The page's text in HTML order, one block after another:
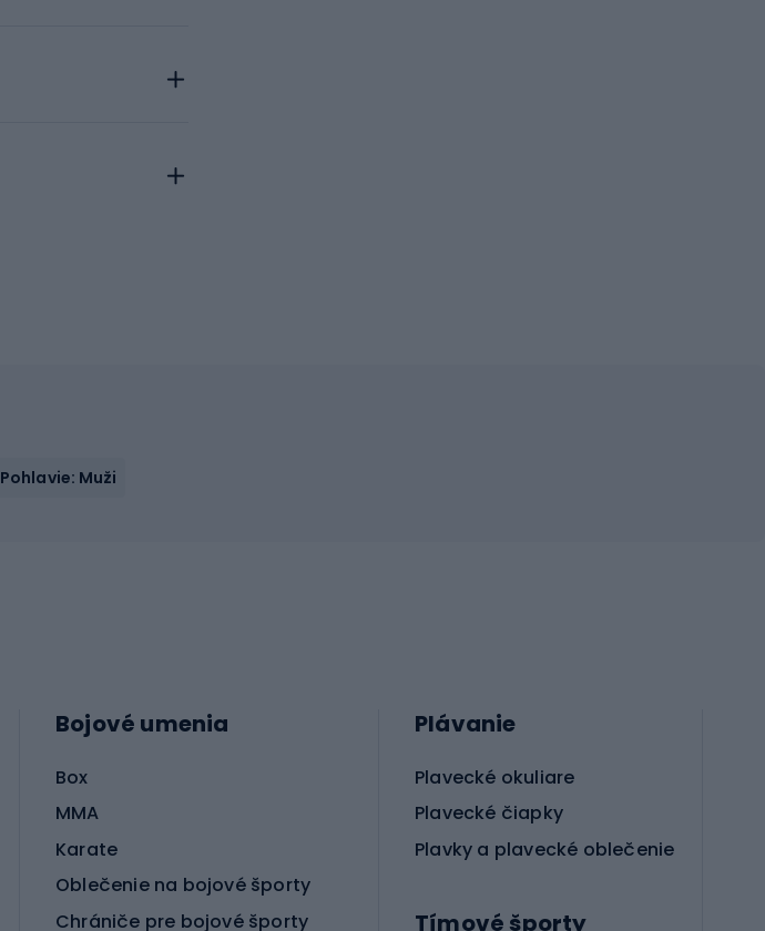
Pohlavie: Muži
Bojové umenia
Box
MMA
Karate
Oblečenie na bojové športy
Chrániče pre bojové športy
Plávanie
Plavecké okuliare
Plavecké čiapky
Plavky a plavecké oblečenie
Tímové športy